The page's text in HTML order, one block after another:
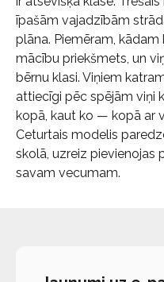
īpašām vajadzībām
plāna. Piemēram,
mācību priekšmets, un
bērnu klasi. Viņiem
attiecīgi pēc spējām viņi
kopā, kaut ko — kopā ar
Ceturtais modelis
skolā, uzreiz pievienojas
savam vecumam.